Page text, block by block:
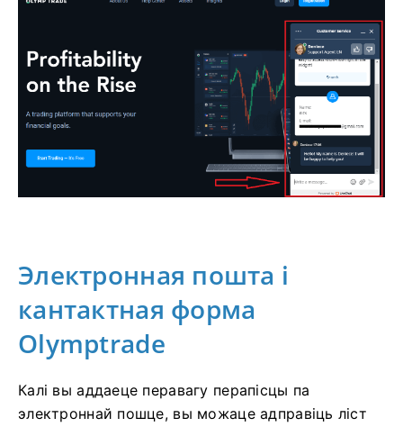
Электронная пошта і
кантактная форма
Olymptrade
Калі вы аддаеце перавагу перапісцы па
электроннай пошце, вы можаце адправіць ліст